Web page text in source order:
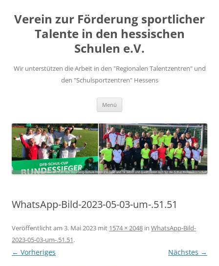
springen
Verein zur Förderung sportlicher
Talente in den hessischen
Schulen e.V.
Wir unterstützen die Arbeit in den "Regionalen Talentzentren" und
den "Schulsportzentren" Hessens
Menü
WhatsApp-Bild-2023-05-03-um-.51.51
Veröffentlicht am 3. Mai 2023 mit 1574 × 2048 in WhatsApp-Bild-
2023-05-03-um-.51.51.
← Vorheriges Nächstes →